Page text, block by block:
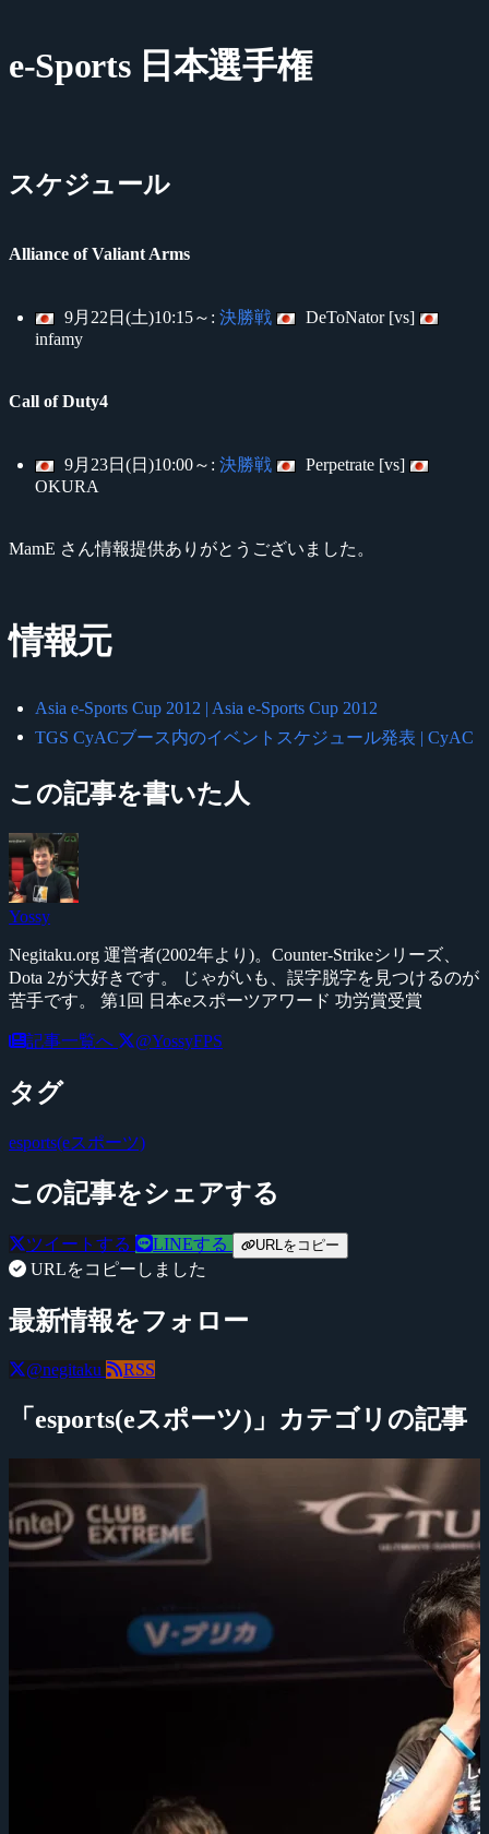
e-Sports 日本選手権
スケジュール
Alliance of Valiant Arms
9月22日(土)10:15～: 決勝戦
DeToNator [vs]
infamy
Call of Duty4
9月23日(日)10:00～: 決勝戦
Perpetrate [vs]
OKURA
MamE さん情報提供ありがとうございました。
情報元
Asia e-Sports Cup 2012 | Asia e-Sports Cup 2012
TGS CyACブース内のイベントスケジュール発表 | CyAC
この記事を書いた人
Yossy
Negitaku.org 運営者(2002年より)。Counter-Strikeシリーズ、
Dota 2が大好きです。 じゃがいも、誤字脱字を見つけるのが
苦手です。 第1回 日本eスポーツアワード 功労賞受賞
記事一覧へ @YossyFPS
タグ
esports(eスポーツ)
この記事をシェアする
ツイートする LINEする URLをコピー
URLをコピーしました
最新情報をフォロー
@negitaku RSS
「esports(eスポーツ)」カテゴリの記事